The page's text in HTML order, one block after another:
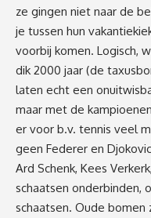
ze gingen niet naar de
je tussen hun
voorbij komen. Logisch,
dik 2000 jaar (de
laten echt een
maar met de
er voor b.v. tennis veel
geen Federer en
Ard Schenk, Kees
schaatsen onderbinden,
schaatsen. Oude